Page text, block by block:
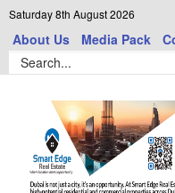
Saturday 8th August 2026
About Us Media Pack